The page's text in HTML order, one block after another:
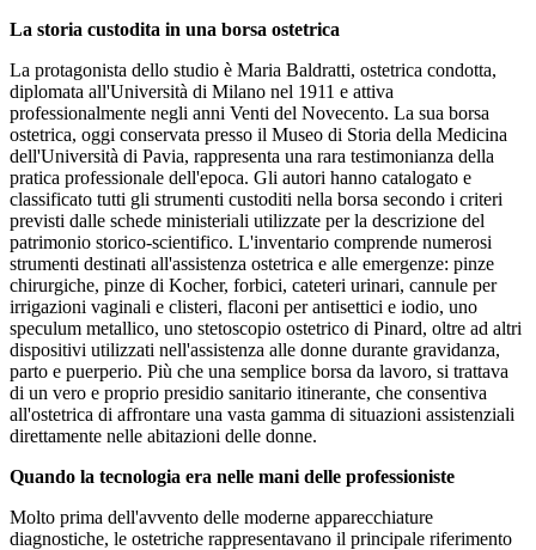
La storia custodita in una borsa ostetrica
La protagonista dello studio è Maria Baldratti, ostetrica condotta,
diplomata all'Università di Milano nel 1911 e attiva
professionalmente negli anni Venti del Novecento. La sua borsa
ostetrica, oggi conservata presso il Museo di Storia della Medicina
dell'Università di Pavia, rappresenta una rara testimonianza della
pratica professionale dell'epoca. Gli autori hanno catalogato e
classificato tutti gli strumenti custoditi nella borsa secondo i criteri
previsti dalle schede ministeriali utilizzate per la descrizione del
patrimonio storico-scientifico. L'inventario comprende numerosi
strumenti destinati all'assistenza ostetrica e alle emergenze: pinze
chirurgiche, pinze di Kocher, forbici, cateteri urinari, cannule per
irrigazioni vaginali e clisteri, flaconi per antisettici e iodio, uno
speculum metallico, uno stetoscopio ostetrico di Pinard, oltre ad altri
dispositivi utilizzati nell'assistenza alle donne durante gravidanza,
parto e puerperio. Più che una semplice borsa da lavoro, si trattava
di un vero e proprio presidio sanitario itinerante, che consentiva
all'ostetrica di affrontare una vasta gamma di situazioni assistenziali
direttamente nelle abitazioni delle donne.
Quando la tecnologia era nelle mani delle professioniste
Molto prima dell'avvento delle moderne apparecchiature
diagnostiche, le ostetriche rappresentavano il principale riferimento